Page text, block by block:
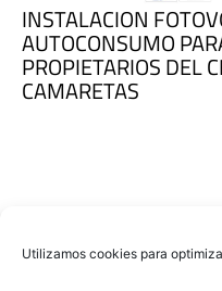
Utilizamos cookies para
INSTALACION
AUTOCONSUMO
PROPIETARIOS DEL
CAMARETAS